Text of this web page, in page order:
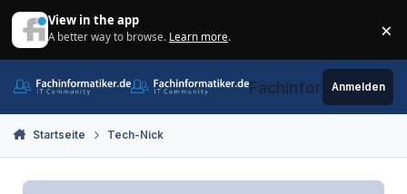
View in the app
A better way to browse. Learn more. ×
Fachinformatiker.de
Anmelden
Startseite Tech-Nick